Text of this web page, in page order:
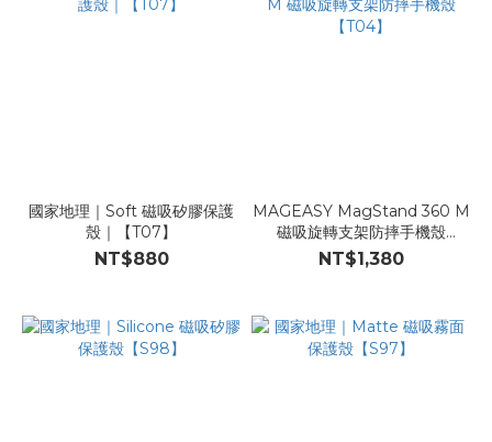
國家地理｜Soft 磁吸矽膠保護
殼｜【T07】
NT$880
MAGEASY MagStand 360 M
磁吸旋轉支架防摔手機殼
【T04】
NT$1,380